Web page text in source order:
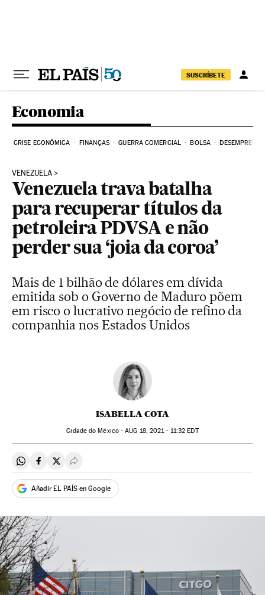
SUSCRÍBETE
Economia
CRISE ECONÔMICA FINANÇAS GUERRA COMERCIAL BOLSA DESEMPREGO
VENEZUELA
Venezuela trava batalha
para recuperar títulos da
petroleira PDVSA e não
perder sua ‘joia da coroa’
Mais de 1 bilhão de dólares em dívida
emitida sob o Governo de Maduro põem
em risco o lucrativo negócio de refino da
companhia nos Estados Unidos
ISABELLA COTA
Cidade do México -AUG 18, 2021 - 11:32 EDT
Compartir en Whatsapp
Compartir en Facebook
Compartir en Twitter
Desplegar Redes Sociales
Añadir EL PAÍS en Google